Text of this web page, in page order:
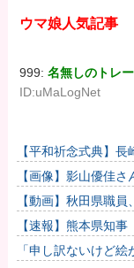
ウマ娘人気記事
999:名無しのトレ
ID:uMaLogNet
【平和祈念式典】
ばす 「NPTの義務を履行し、核軍縮に向け着実に前進するこ
とを...
【画像】影山優佳
【動画】秋田県職
【速報】熊本県知
る」→TBSの報道特
「申し訳ないけど